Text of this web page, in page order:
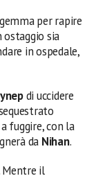
per rapire
sia
in ospedale,
di uccidere
a fuggire, con la
da Nihan.
Mentre il